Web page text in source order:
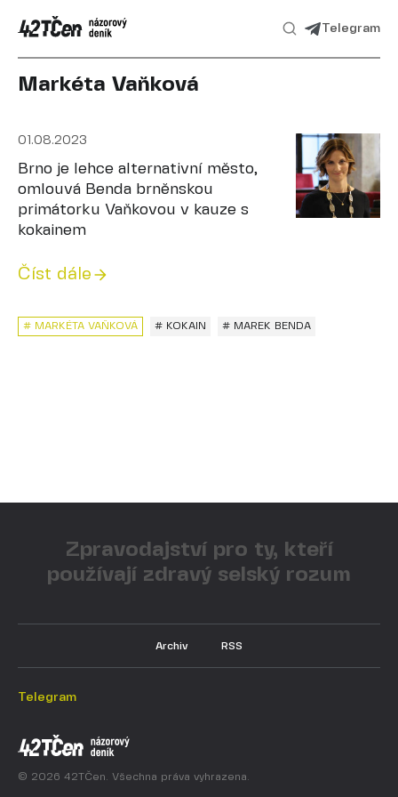
Telegram
Markéta Vaňková
01.08.2023
Brno je lehce alternativní město,
omlouvá Benda brněnskou
primátorku Vaňkovou v kauze s
kokainem
Číst dále
# KOKAIN # MAREK BENDA
# MARKÉTA VAŇKOVÁ
Zpravodajství pro ty, kteří
používají zdravý selský rozum
Archiv RSS
© 2026 42TČen. Všechna práva vyhrazena.
Telegram